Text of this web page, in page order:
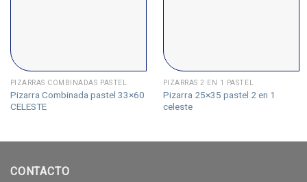
PIZARRAS COMBINADAS PASTEL
Pizarra Combinada pastel 33×60
CELESTE
PIZARRAS 2 EN 1 PASTEL
Pizarra 25×35 pastel 2 en 1
celeste
CONTACTO